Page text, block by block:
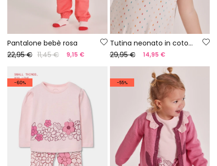
Pantalone bebè rosa
22,95 € 11,45 € 9,15 €
Tutina neonato in cotone colore bianco
29,95 €
14,95 €
-60% -55%